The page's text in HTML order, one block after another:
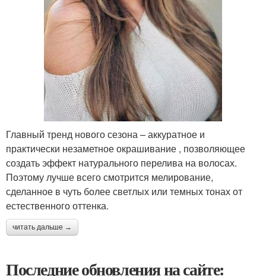
Главный тренд нового сезона – аккуратное и
практически незаметное окрашивание , позволяющее
создать эффект натурального перелива на волосах.
Поэтому лучше всего смотрится мелирование,
сделанное в чуть более светлых или темных тонах от
естественного оттенка.
читать дальше →
Последние обновления на сайте: